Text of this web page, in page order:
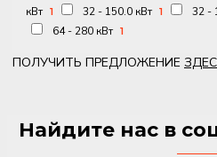
кВт 1 32 - 150.0 кВт 1 32 -
64 - 280 кВт 1
ПОЛУЧИТЬ ПРЕДЛОЖЕНИЕ
Найдите нас в